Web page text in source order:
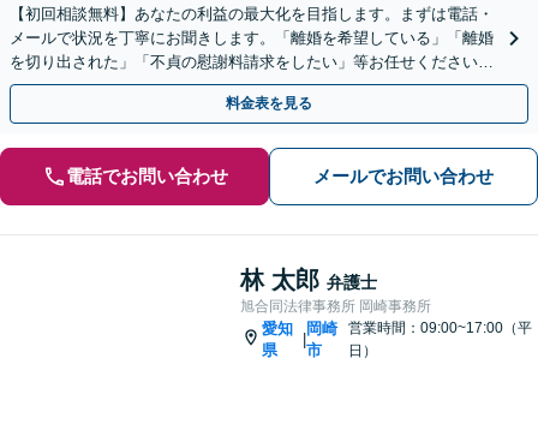
【初回相談無料】あなたの利益の最大化を目指します。まずは電話・
メールで状況を丁寧にお聞きします。「離婚を希望している」「離婚
を切り出された」「不貞の慰謝料請求をしたい」等お任せください。
【リーズナブルな料金設定】
料金表を見る
電話でお問い合わせ メールでお問い合わせ
林 太郎 弁護士
旭合同法律事務所 岡崎事務所
愛知
県
|
岡崎
市
営業時間：09:00~17:00（平
日）